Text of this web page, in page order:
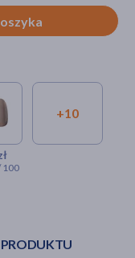
Gel Polish,
kolor
Cosmetics Gel
lakier
kolor
6 ml
100
Cosmetics Gel
+10